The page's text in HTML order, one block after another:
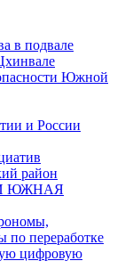
в подвале
Южной
и России
район
ЮЖНАЯ
по переработке
цифровую